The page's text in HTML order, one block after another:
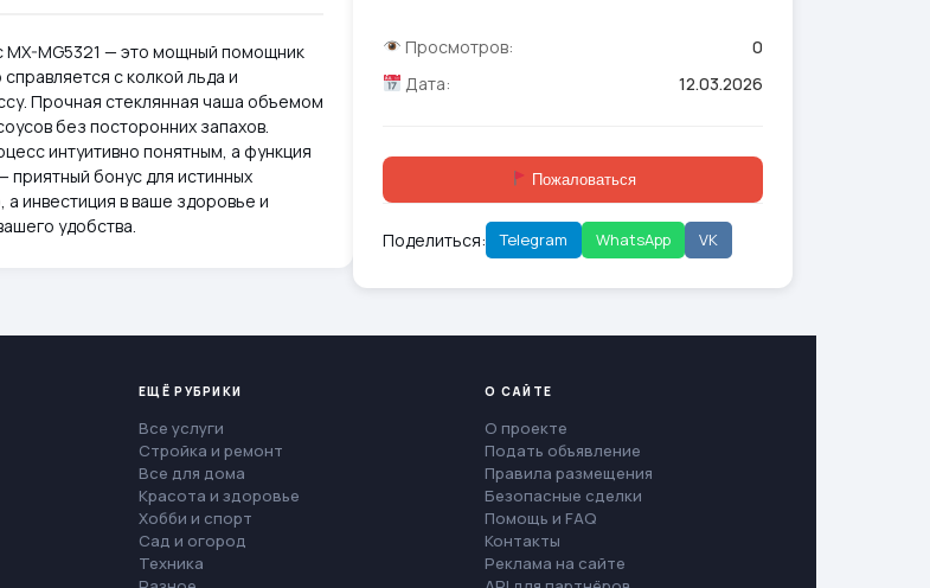
MG5321 — это мощный помощник
с колкой льда и
Прочная стеклянная чаша объемом
без посторонних запахов.
интуитивно понятным, а функция
бонус для истинных
инвестиция в ваше здоровье и
удобства.
Просмотров:
0
Дата:
12.03.2026
Пожаловаться
Поделиться: Telegram WhatsApp VK
ЕЩЁ РУБРИКИ
Все услуги
Стройка и ремонт
Все для дома
Красота и здоровье
Хобби и спорт
Сад и огород
Техника
О САЙТЕ
О проекте
Подать объявление
Правила размещения
Безопасные сделки
Помощь и FAQ
Контакты
Реклама на сайте